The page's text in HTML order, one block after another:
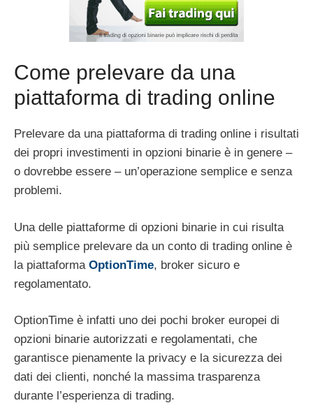
Come prelevare da una
piattaforma di trading online
Prelevare da una piattaforma di trading online i risultati
dei propri investimenti in opzioni binarie è in genere –
o dovrebbe essere – un’operazione semplice e senza
problemi.
Una delle piattaforme di opzioni binarie in cui risulta
più semplice prelevare da un conto di trading online è
la piattaforma OptionTime, broker sicuro e
regolamentato.
OptionTime è infatti uno dei pochi broker europei di
opzioni binarie autorizzati e regolamentati, che
garantisce pienamente la privacy e la sicurezza dei
dati dei clienti, nonché la massima trasparenza
durante l’esperienza di trading.